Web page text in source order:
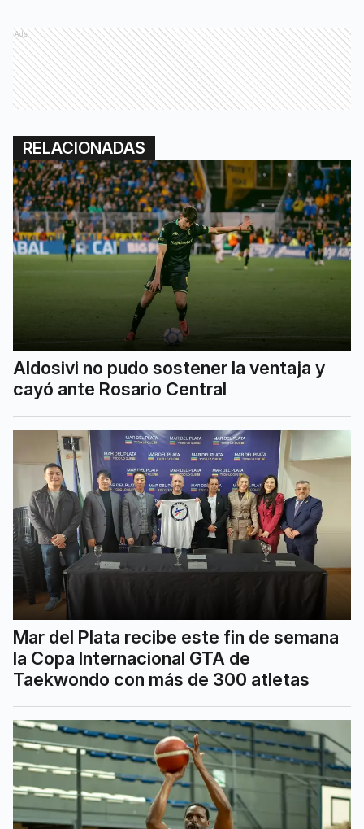
Ads
RELACIONADAS
Aldosivi no pudo sostener la ventaja y
cayó ante Rosario Central
Mar del Plata recibe este fin de semana
la Copa Internacional GTA de
Taekwondo con más de 300 atletas